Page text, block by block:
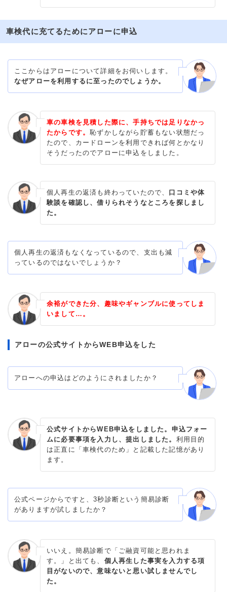
車検代に充てるためにアローに申込
ここからはアローについて詳細をお伺いします。
なぜアローを利用するに至ったのでしょうか。
車の車検を見積した際に、手持ちでは足りなかっ
たからです。恥ずかしながら貯蓄もない状態だっ
たので、カードローンを利用できれば何とかなり
そうだったのでアローに申込をしました。
個人再生の返済も終わっていたので、 口コミや体
験談を確認し、借りられそうなところを探しまし
た。
個人再生の返済もなくなっているので、支出も減
っているのではないでしょうか？
余裕ができた分、趣味やギャンブルに使ってしま
いまして…。
アローの公式サイトからWEB申込をした
アローへの申込はどのようにされましたか？
公式サイトからWEB申込をしました。申込フォー
ムに必要事項を入力し、提出しました。 利用目的
は正直に「車検代のため」と記載した記憶があり
ます。
公式ページからですと、3秒診断という簡易診断
がありますが試しましたか？
いいえ。簡易診断で「ご融資可能と思われま
す。」と出ても、 個人再生した事実を入力する項
目がないので、意味ないと思い試しませんでし
た。